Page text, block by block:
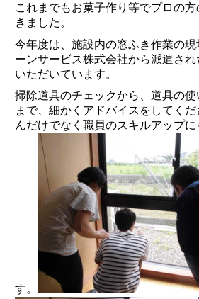
これまでもお菓子作り等でプロの
きました。
今年度は、施設内の窓ふき作業の現
ーンサービス株式会社から派遣さ
いただいています。
掃除道具のチェックから、道具の
まで、細かくアドバイスをしてく
んだけでなく職員のスキルアップに
す。